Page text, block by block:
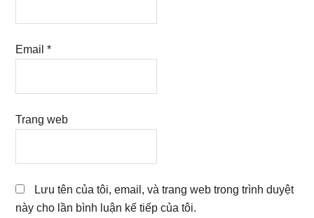
Email*
Trang web
Lưu tên của tôi, email, và trang web trong trình duyệt
này cho lần bình luận kế tiếp của tôi.